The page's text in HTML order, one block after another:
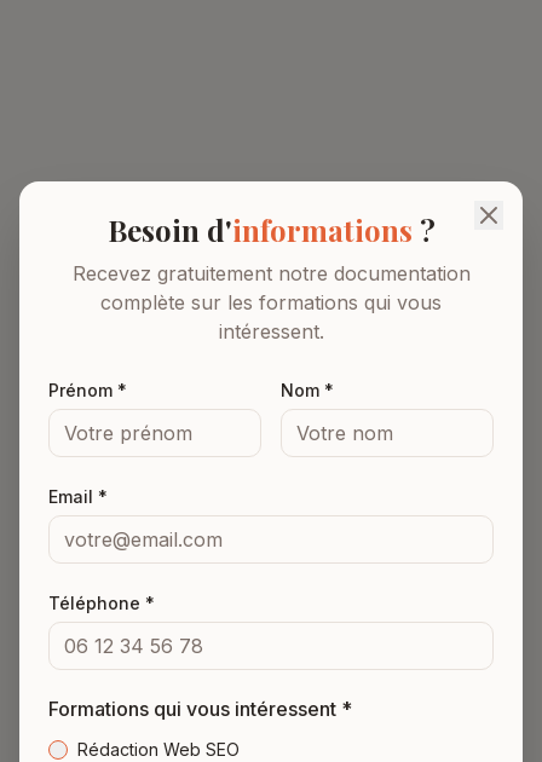
Besoin d'informations ?
Recevez gratuitement notre documentation
complète sur les formations qui vous
intéressent.
Prénom * Nom *
Email *
Téléphone *
Formations qui vous intéressent *
Rédaction Web SEO
Le Futur de la Rédaction de Contenu Digital
Formation rédaction
webà distance
orientée résultats
Vous souhaitezdevenir rédacteur web SEO